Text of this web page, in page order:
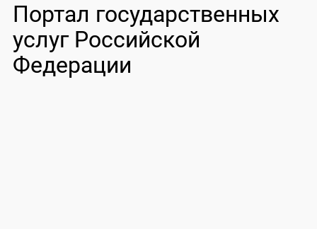
Портал государственных
услуг Российской
Федерации